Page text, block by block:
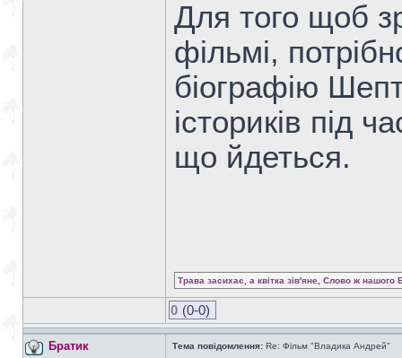
Для того щоб
фільмі,
біографію
істориків під
що йдеться.
Трава засихає, а квітка зів'яне, Слово ж нашого
0 (0-0)
Братик Тема повідомлення: Re: Фільм "Владика Андрей"